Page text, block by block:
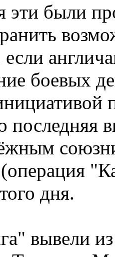
эти были
если
боевых
последняя
дня.
вывели